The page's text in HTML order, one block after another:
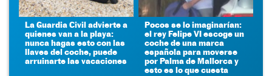
La Guardia Civil advierte a
quienes van a la playa:
nunca hagas esto con las
llaves del coche, puede
arruinarte las vacaciones
Pocos se lo imaginarían:
el rey Felipe VI escoge un
coche de una marca
española para moverse
por Palma de Mallorca y
esto es lo que cuesta